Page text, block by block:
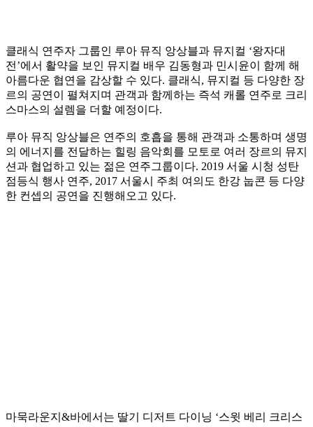
클래식 연주자 그룹인 루아 뮤직 앙상블과 뮤지컬 ‘왕자대
전’에서 활약을 보인 뮤지컬 배우 김동형과 민시윤이 함께 해
아름다운 협연을 감상할 수 있다. 클래식, 뮤지컬 등 다양한 장
르의 공연이 펼쳐지며 관객과 함께하는 즉석 캐롤 연주로 크리
스마스의 설렘을 더할 예정이다.
루아 뮤직 앙상블은 연주의 호흡을 통해 관객과 소통하며 생명
의 에너지를 전달하는 힐링 음악회를 모토로 여러 장르의 뮤지
션과 협업하고 있는 젊은 연주그룹이다. 2019 서울 시청 성탄
점등식 행사 연주, 2017 서울시 주최 여의도 한강 눕콘 등 다양
한 컨셉의 공연을 진행해오고 있다.
마묵라운지&바에서는 딸기 디저트 다이닝 ‘스윗 베리 크리스